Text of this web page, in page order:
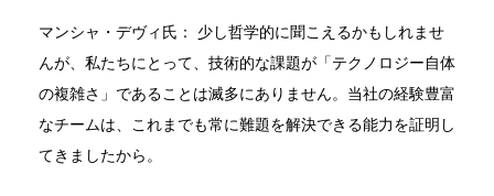
マンシャ・デヴィ氏： 少し哲学的に聞こえるかもしれませ
んが、私たちにとって、技術的な課題が「テクノロジー自体
の複雑さ」であることは滅多にありません。当社の経験豊富
なチームは、これまでも常に難題を解決できる能力を証明し
てきましたから。